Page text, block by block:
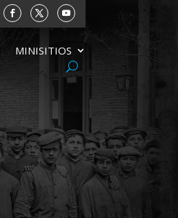
MINISITIOS